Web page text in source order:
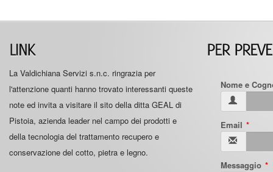
La Valdichiana Servizi s.n.c. ringrazia per
l'attenzione quanti hanno trovato interessanti queste
note ed invita a visitare il sito della ditta GEAL di
Pistoia, azienda leader nel campo dei prodotti e
della tecnologia del trattamento recupero e
conservazione del cotto, pietra e legno.
Nome e
Email
Messaggio